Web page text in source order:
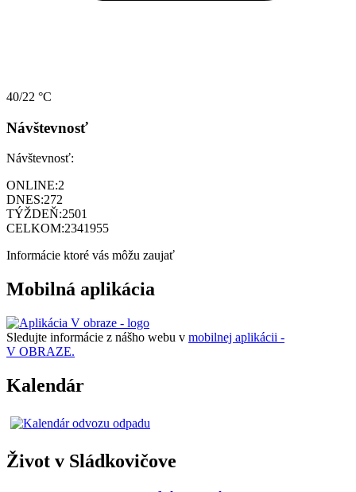
40/22 °C
Návštevnosť
Návštevnosť:
ONLINE:2
DNES:272
TÝŽDEŇ:2501
CELKOM:2341955
Informácie ktoré vás môžu zaujať
Mobilná aplikácia
Sledujte informácie z nášho webu v mobilnej aplikácii -
V OBRAZE.
Kalendár
Život v Sládkovičove